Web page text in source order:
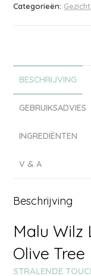
Categorieën: Gezicht
BESCHRIJVING
GEBRUIKSADVIES
INGREDIËNTEN
V & A
Beschrijving
Malu Wilz
Olive Tree
STRALENDE